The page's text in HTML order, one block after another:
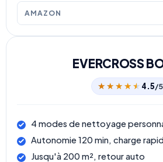
AMAZON
EVERCROSS
★★★★★
★★★★★ 4.5/5
4 modes de nettoyage
Autonomie 120 min, charge
Jusqu'à 200 m², retour auto